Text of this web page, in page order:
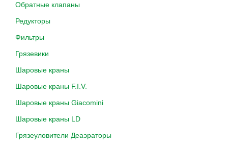
Обратные клапаны
Редукторы
Фильтры
Грязевики
Шаровые краны
Шаровые краны F.I.V.
Шаровые краны Giacomini
Шаровые краны LD
Грязеуловители Деаэраторы